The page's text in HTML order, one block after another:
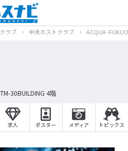
ラブ 中洲ホストクラブ ACQUA -
30BUILDING 4階
求人 ポスター メディア トピックス